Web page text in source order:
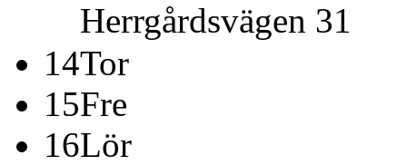
Herrgårdsvägen 31
14Tor
15Fre
16Lör